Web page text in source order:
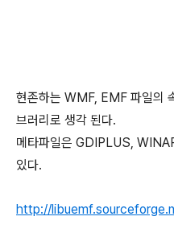
현존하는 WMF, EMF 파일의
브러리로 생각 된다.
메타파일은 GDIPLUS,
있다.
http://